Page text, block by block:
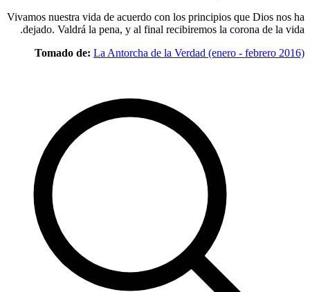
Vivamos nuestra vida de acuerdo con los
dejado. Valdrá la pena, y al final
Tomado de:La Antorcha de la